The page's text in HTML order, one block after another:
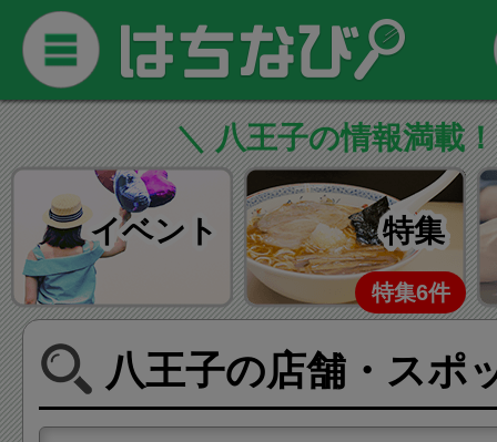
＼ 八王子の情報満載
イベント 特集
特集6件
八王子の店舗・スポ